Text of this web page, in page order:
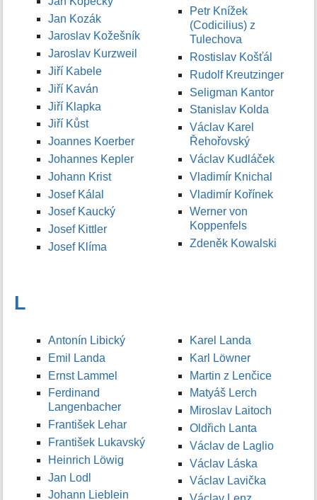
Jan Kozák
Jaroslav Kožešník
Jaroslav Kurzweil
Jiří Kabele
Jiří Kaván
Jiří Klapka
Jiří Kůst
Joannes Koerber
Johannes Kepler
Johann Krist
Josef Kálal
Josef Kaucký
Josef Kittler
Josef Klíma
Petr Knížek
(Codicilius) z
Tulechova
Rostislav Košťál
Rudolf Kreutzinger
Seligman Kantor
Stanislav Kolda
Václav Karel
Řehořovský
Václav Kudláček
Vladimír Knichal
Vladimír Kořínek
Werner von
Koppenfels
Zdeněk Kowalski
L
Antonín Libický
Emil Landa
Ernst Lammel
Ferdinand
Langenbacher
František Lehar
František Lukavský
Heinrich Löwig
Jan Lodl
Johann Lieblein
Karel Landa
Karl Löwner
Martin z Lenčice
Matyáš Lerch
Miroslav Laitoch
Oldřich Lanta
Václav de Laglio
Václav Láska
Václav Lavička